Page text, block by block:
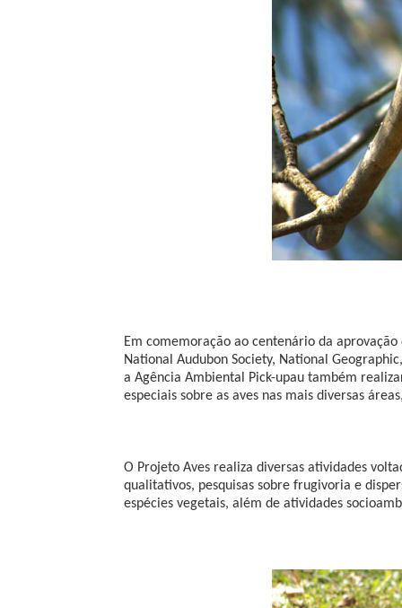
Em comemoração ao centenário da
National Audubon Society, National
a Agência Ambiental Pick-upau também
especiais sobre as aves nas mais diversas
O Projeto Aves realiza diversas atividades
qualitativos, pesquisas sobre frugivoria e
espécies vegetais, além de atividades